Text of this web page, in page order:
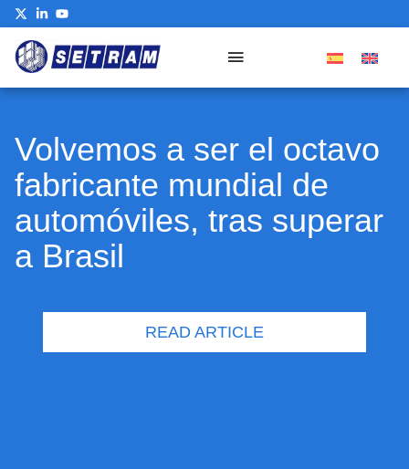
Volvemos a ser el octavo
fabricante mundial de
automóviles, tras superar
a Brasil
READ ARTICLE